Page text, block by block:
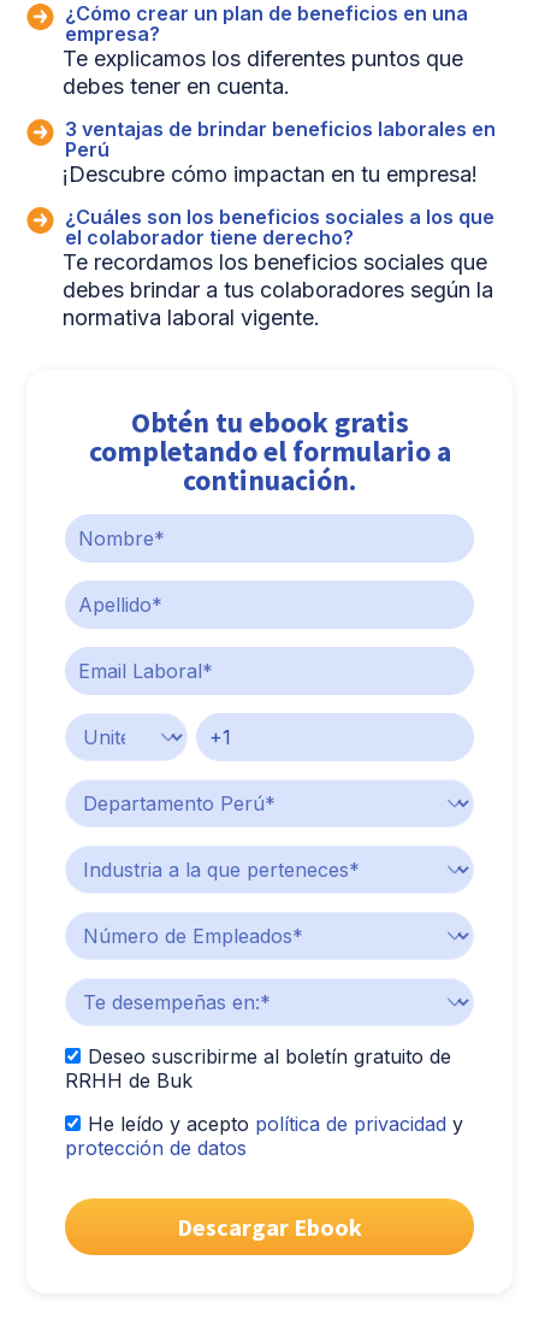
¿Cómo crear un plan de beneficios en una
empresa?
Te explicamos los diferentes puntos que
debes tener en cuenta.
3 ventajas de brindar beneficios laborales en
Perú
¡Descubre cómo impactan en tu empresa!
¿Cuáles son los beneficios sociales a los que
el colaborador tiene derecho?
Te recordamos los beneficios sociales que
debes brindar a tus colaboradores según la
normativa laboral vigente.
Obtén tu ebook gratis
completando el formulario a
continuación.
Deseo suscribirme al boletín gratuito de
RRHH de Buk
He leído y acepto política de privacidad y
protección de datos